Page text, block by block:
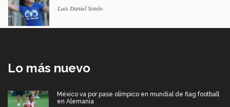
Luis Daniel Sotelo
Lo más nuevo
México va por pase olímpico en mundial de flag football
en Alemania